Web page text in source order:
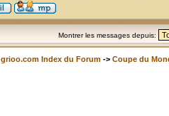
Montrer les messages depuis:
grioo.com Index du Forum -> Coupe du